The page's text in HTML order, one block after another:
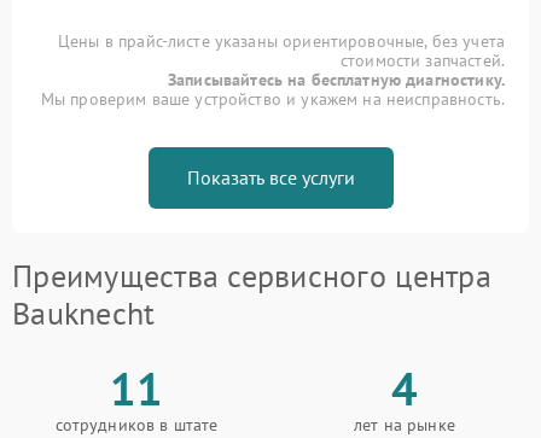
Цены в прайс-листе указаны ориентировочные, без учета
стоимости запчастей.
Записывайтесь на бесплатную диагностику.
Мы проверим ваше устройство и укажем на неисправность.
Показать все услуги
Преимущества сервисного центра
Bauknecht
11
сотрудников в штате
4
лет на рынке